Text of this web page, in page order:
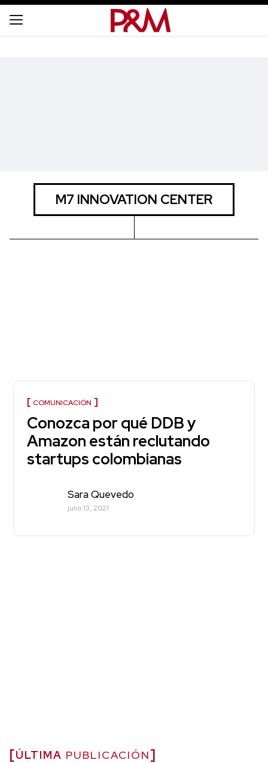
M7 INNOVATION CENTER
COMUNICACIÓN
Conozca por qué DDB y
Amazon están reclutando
startups colombianas
Sara Quevedo
julio 13, 2021
ÚLTIMA PUBLICACIÓN